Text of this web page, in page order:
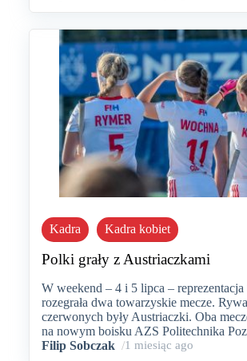
Kadra Kadra kobiet
Polki grały z Austriaczkami
W weekend – 4 i 5 lipca –
rozegrała dwa towarzyskie mecze.
czerwonych były Austriaczki. Oba
na nowym boisku AZS Politechnika
Filip Sobczak /1 miesiąc ago